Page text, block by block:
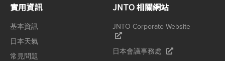
實用資訊
基本資訊
日本天氣
常見問題
JNTO 相關網站
JNTO Corporate Website
日本會議事務處